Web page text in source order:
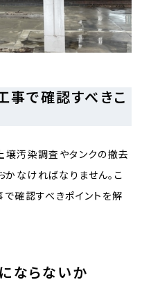
事で確認すべきこ
壌汚染調査やタンクの撤去
なければなりません。こ
で確認すべきポイントを解
ならないか